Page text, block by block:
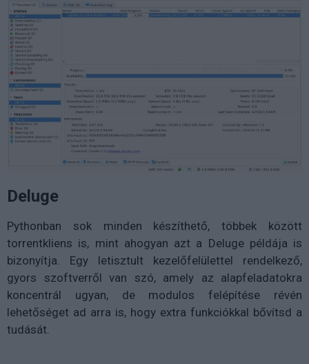
Deluge
Pythonban sok minden készíthető, többek között
torrentkliens is, mint ahogyan azt a Deluge példája is
bizonyítja. Egy letisztult kezelőfelülettel rendelkező,
gyors szoftverről van szó, amely az alapfeladatokra
koncentrál ugyan, de modulos felépítése révén
lehetőséget ad arra is, hogy extra funkciókkal bővítsd a
tudását.